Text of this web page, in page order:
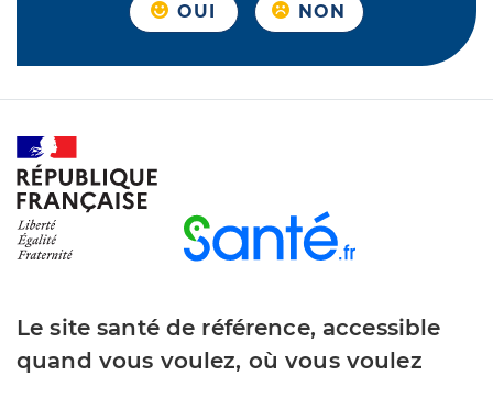
OUI NON
Le site santé de référence, accessible
quand vous voulez, où vous voulez